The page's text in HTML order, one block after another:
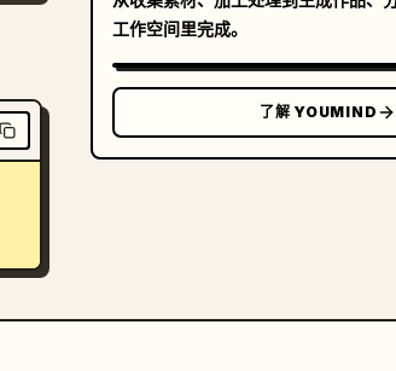
工作空间里完成。
了解 YOUMIND